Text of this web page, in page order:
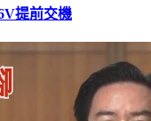
提前交機